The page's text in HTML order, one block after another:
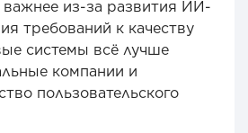
важнее из-за развития ИИ-
требований к качеству
системы всё лучше
компании и
пользовательского